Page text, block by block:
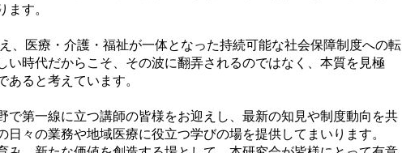
す。
、医療・介護・福祉が一体となった持続可能な社会保障制度への転
時代だからこそ、その波に翻弄されるのではなく、本質を見極
ると考えています。
第一線に立つ講師の皆様をお迎えし、最新の知見や制度動向を共
々の業務や地域医療に役立つ学びの場を提供してまいります。